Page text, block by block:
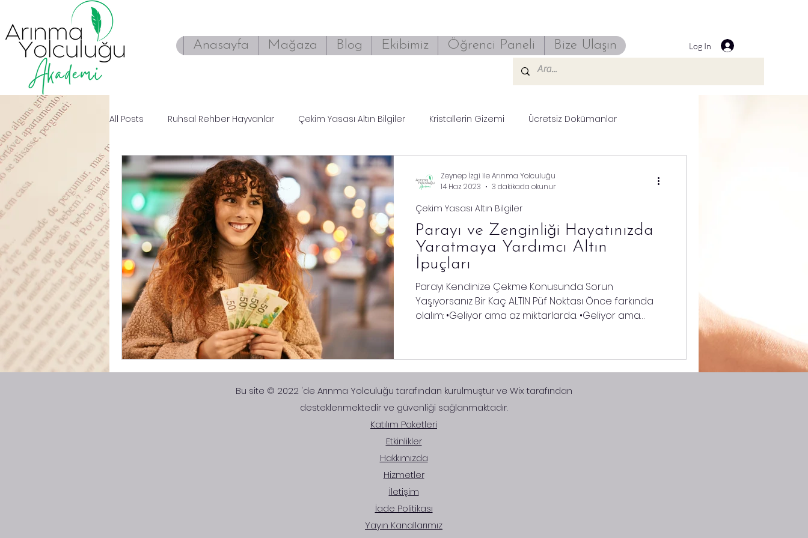
Anasayfa Mağaza Blog Ekibimiz Öğrenci Paneli Bize Ulaşın Log In
All Posts Ruhsal Rehber Hayvanlar Çekim Yasası Altın Bilgiler Kristallerin Gizemi Ücretsiz Dokümanlar
Enerji Çalışmaları
Parayı ve Zenginliği Hayatınızda
Yaratmaya Yardımcı Altın
İpuçları
Parayı Kendinize Çekme Konusunda Sorun
Yaşıyorsanız Bir Kaç ALTIN Püf Noktası Önce farkında
olalım: •Geliyor ama az miktarlarda. •Geliyor ama
•Bir ay çok gelirken, iki ay hiç gelmeyebiliyor. •Hep gelir
ancak hep birilerine kaptırırım. •Ne kadar kazancım
olursa olsun asla sonlanmayan bir borç
batağındayım. •Taksit yada borçsuz hiç bir şey
edinemem. Yukarıdaki her cümle bolluk v
Çekim Yasası Altın Bilgiler
Zeynep İzgi ile Arınma Yolculuğu
14 Haz 2023
3 dakikada okunur
Bu site © 2022 'de Arınma Yolculuğu tarafından kurulmuştur ve​ Wix tarafından
desteklenmektedir ve güvenliği sağlanmaktadır.
Katılım Paketleri​
Etkinlikler
Hakkımızda
Hizmetler
İletişim
İade Politikası
Yayın Kanallarımız